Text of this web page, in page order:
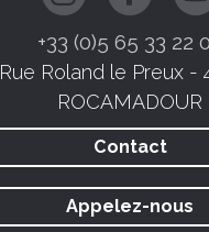
+33 (0)5 65 33 22
Rue Roland le Preux -
ROCAMADOUR
Contact
Appelez-nous